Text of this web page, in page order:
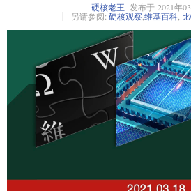
硬核老王 发布于 2021年
另请参阅: 硬核观察 维基百科